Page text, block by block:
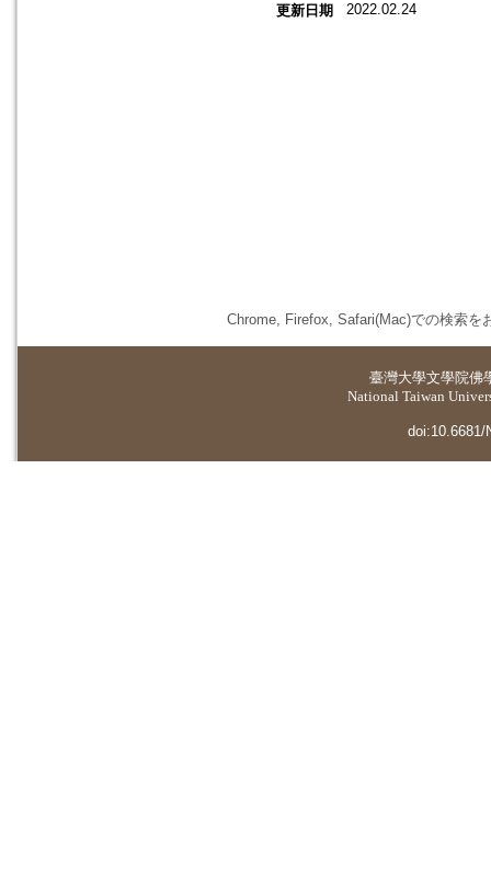
更新日期 2022.02.24
Chrome, Firefox, Safari(Mac)での検索を
臺灣大學文學院佛
National Taiwan
doi:10.6681/